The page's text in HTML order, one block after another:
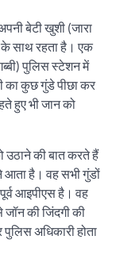
बेटी खुशी (जारा
के साथ रहता है। एक
पुलिस स्‍टेशन में
का कुछ गुंडे पीछा कर
हुए भी जान को
की बात करते हैं
आता है। वह सभी गुंडों
आइपीएस है। वह
की जिंदगी की
अधिकारी होता